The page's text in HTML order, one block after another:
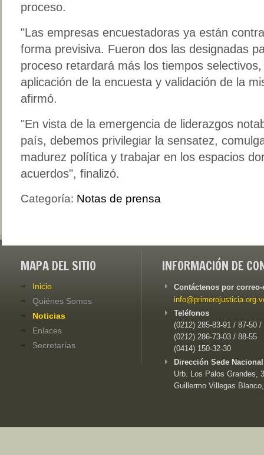
proceso.
Las empresas encuestadoras ya están
forma previsiva. Fueron dos las designadas
proceso retardará más los tiempos
aplicación de la encuesta y validación de la
afirmó.
En vista de la emergencia de liderazgos
país, debemos privilegiar la sensatez,
madurez política y trabajar en los espacios
acuerdos , finalizó.
Categoría: Notas de prensa
MAPA DEL SITIO
Inicio
Quiénes Somos
Noticias
Enlaces
Secretarías
INFORMACIÓN DE
Contáctenos por
Teléfonos
(0212) 285-83-91 / 87-50 /
(0212) 286-73-03 / 88-55
(0414) 150-32-30
Dirección Sede
Urb. Los Palos Grandes,
Guillermo Villegas